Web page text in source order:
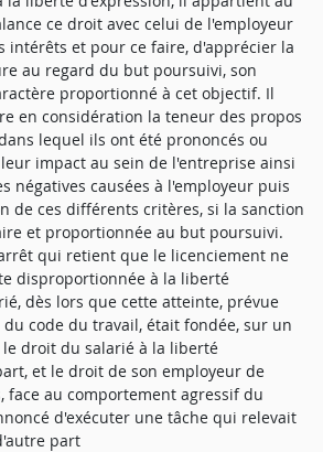
ce droit avec celui de l'employeur
intérêts et pour ce faire, d'apprécier la
au regard du but poursuivi, son
proportionné à cet objectif. Il
en considération la teneur des propos
lequel ils ont été prononcés ou
impact au sein de l'entreprise ainsi
négatives causées à l'employeur puis
de ces différents critères, si la sanction
et proportionnée au but poursuivi.
qui retient que le licenciement ne
disproportionnée à la liberté
dès lors que cette atteinte, prévue
du code du travail, était fondée, sur un
droit du salarié à la liberté
et le droit de son employeur de
face au comportement agressif du
d'exécuter une tâche qui relevait
part